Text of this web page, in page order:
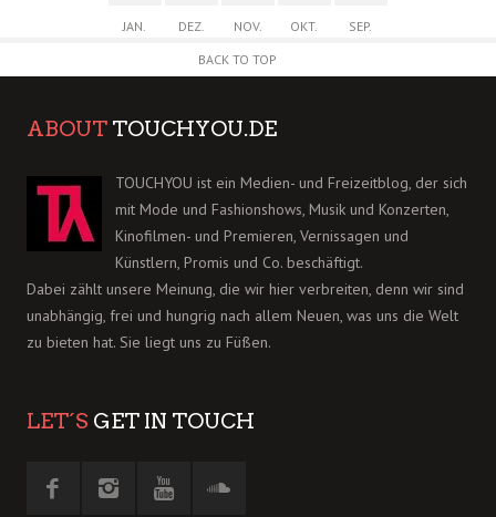
JAN. DEZ. NOV. OKT.
SEP.
BACK TO TOP
ABOUT TOUCHYOU.DE
TOUCHYOU ist ein Medien- und Freizeitblog, der sich
mit Mode und Fashionshows, Musik und Konzerten,
Kinofilmen- und Premieren, Vernissagen und
Künstlern, Promis und Co. beschäftigt.
Dabei zählt unsere Meinung, die wir hier verbreiten, denn wir sind
unabhängig, frei und hungrig nach allem Neuen, was uns die Welt
zu bieten hat. Sie liegt uns zu Füßen.
LET´S GET IN TOUCH